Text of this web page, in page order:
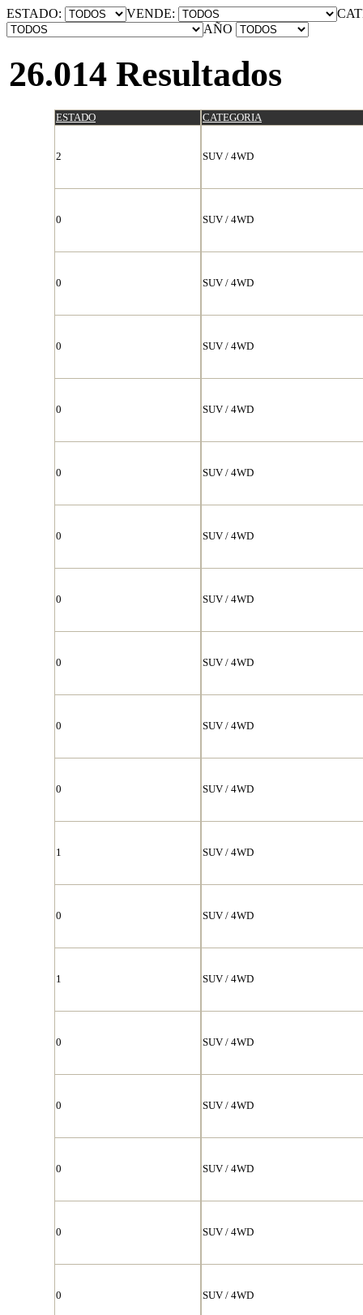
ESTADO: VENDE:
AÑO
26.014 Resultados
ESTADO CATEGORIA
2 SUV / 4WD
0 SUV / 4WD
0 SUV / 4WD
0 SUV / 4WD
0 SUV / 4WD
0 SUV / 4WD
0 SUV / 4WD
0 SUV / 4WD
0 SUV / 4WD
0 SUV / 4WD
0 SUV / 4WD
1 SUV / 4WD
0 SUV / 4WD
1 SUV / 4WD
0 SUV / 4WD
0 SUV / 4WD
0 SUV / 4WD
0 SUV / 4WD
0 SUV / 4WD